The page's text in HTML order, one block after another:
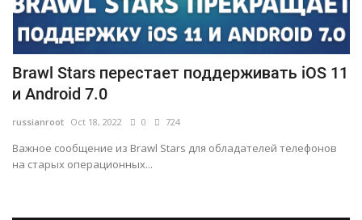
Brawl Stars перестает поддерживать iOS 11
и Android 7.0
russianroot Oct 18, 2022 0 724
Важное сообщение из Brawl Stars для обладателей телефонов
на старых операционных...